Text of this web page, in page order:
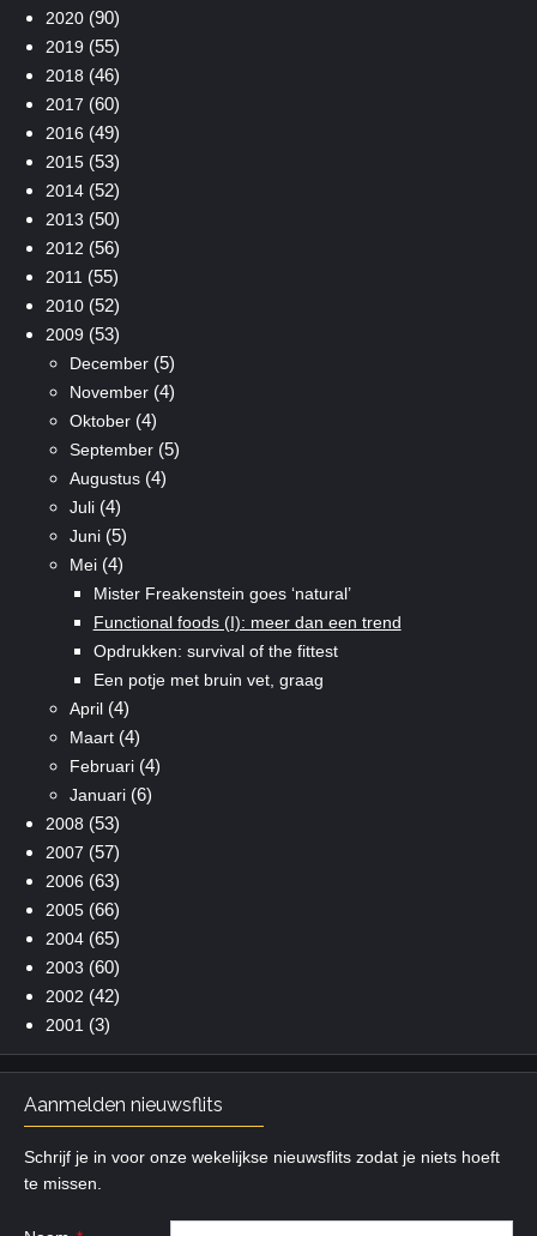
2020(90)
2019 (55)
2018 (46)
2017 (60)
2016 (49)
2015(53)
2014(52)
2013 (50)
2012 (56)
2011 (55)
2010(52)
2009 (53)
December(5)
November(4)
Oktober(4)
September(5)
Augustus(4)
Juli(4)
Juni(5)
Mei(4)
Mister Freakenstein goes ‘natural’
Functional foods (I): meer dan een trend
Opdrukken: survival of the fittest
Een potje met bruin vet, graag
April(4)
Maart(4)
Februari(4)
Januari(6)
2008 (53)
2007 (57)
2006 (63)
2005(66)
2004(65)
2003 (60)
2002 (42)
2001 (3)
Aanmelden nieuwsflits
Schrijf je in voor onze wekelijkse nieuwsflits zodat je niets hoeft
te missen.